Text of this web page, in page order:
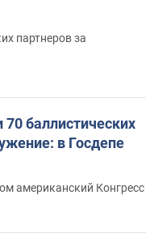
партнеров за
баллистических
в Госдепе
американский Конгресс